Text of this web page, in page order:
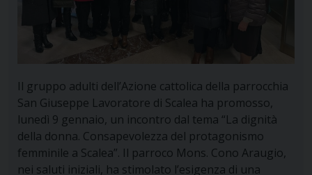
Il gruppo adulti dell’Azione cattolica della parrocchia
San Giuseppe Lavoratore di Scalea ha promosso,
lunedì 9 gennaio, un incontro dal tema “La dignità
della donna. Consapevolezza del protagonismo
femminile a Scalea”. Il parroco Mons. Cono Araugio,
nei saluti iniziali, ha stimolato l’esigenza di una